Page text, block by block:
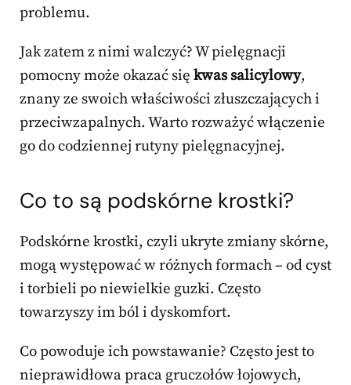
problemu.
Jak zatem z nimi walczyć? W pielęgnacji
pomocny może okazać się kwas salicylowy,
znany ze swoich właściwości złuszczających i
przeciwzapalnych. Warto rozważyć włączenie
go do codziennej rutyny pielęgnacyjnej.
Co to są podskórne krostki?
Podskórne krostki, czyli ukryte zmiany skórne,
mogą występować w różnych formach – od cyst
i torbieli po niewielkie guzki. Często
towarzyszy im ból i dyskomfort.
Co powoduje ich powstawanie? Często jest to
nieprawidłowa praca gruczołów łojowych,